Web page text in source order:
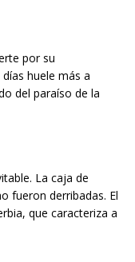
por su
huele más a
del paraíso de la
La caja de
fueron derribadas. El
que caracteriza a